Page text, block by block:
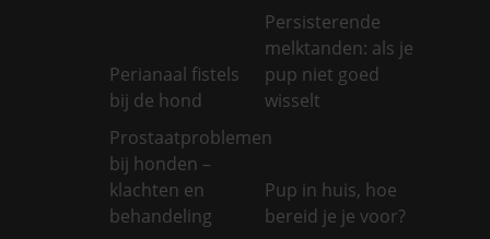
Perianaal fistels
bij de hond
Persisterende
melktanden: als je
pup niet goed
wisselt
Prostaatproblemen
bij honden –
klachten en
behandeling
Pup in huis, hoe
bereid je je voor?